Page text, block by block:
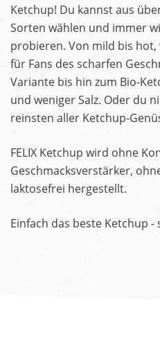
Ketchup! Du kannst aus
Sorten wählen und immer
probieren. Von mild bis
für Fans des scharfen
Variante bis hin zum Bio-
und weniger Salz. Oder du
reinsten aller Ketchup-
FELIX Ketchup wird ohne
Geschmacksverstärker,
laktosefrei hergestellt.
Einfach das beste Ketchup -